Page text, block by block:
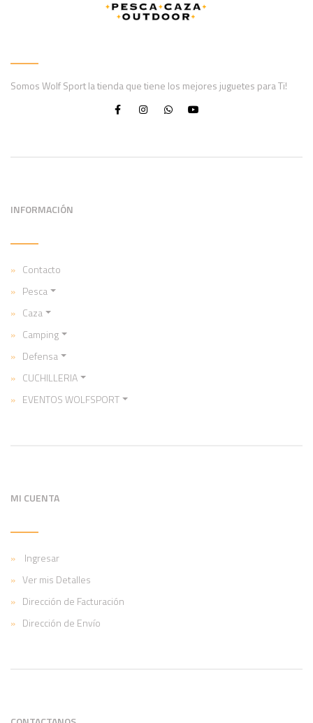
Somos Wolf Sport la tienda que tiene los mejores juguetes para Ti!
INFORMACIÓN
Contacto
Pesca
Caza
Camping
Defensa
CUCHILLERIA
EVENTOS WOLFSPORT
MI CUENTA
Ingresar
Ver mis Detalles
Dirección de Facturación
Dirección de Envío